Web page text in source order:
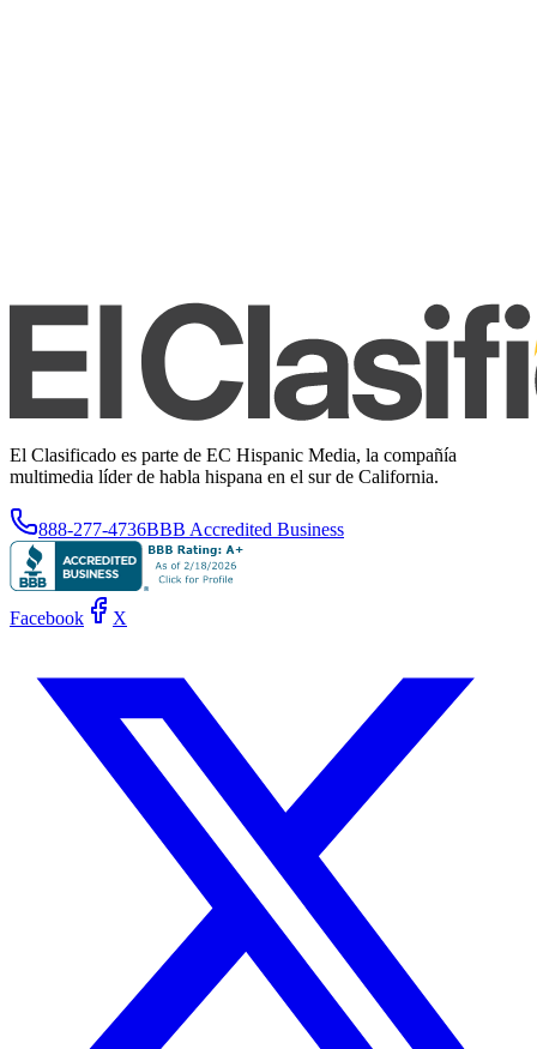
El Clasificado es parte de EC Hispanic Media, la compañía
multimedia líder de habla hispana en el sur de California.
888-277-4736BBB Accredited Business
Facebook X